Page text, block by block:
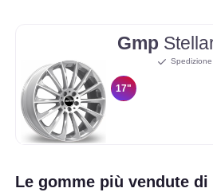
Gmp
17"
Spedizione
Le gomme più vendute